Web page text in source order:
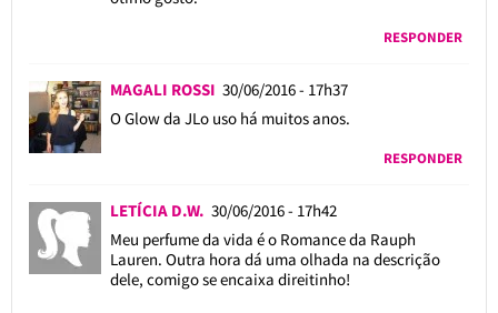
RESPONDER
MAGALI ROSSI 30/06/2016 - 17h37
O Glow da JLo uso há muitos anos.
RESPONDER
LETÍCIA D.W. 30/06/2016 - 17h42
Meu perfume da vida é o Romance da Rauph
Lauren. Outra hora dá uma olhada na descrição
dele, comigo se encaixa direitinho!